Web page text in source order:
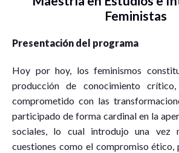
Feministas
Presentación del programa
Hoy por hoy, los feminismos
producción de conocimiento
comprometido con las
participado de forma cardinal en la
sociales, lo cual introdujo una vez
cuestiones como el compromiso